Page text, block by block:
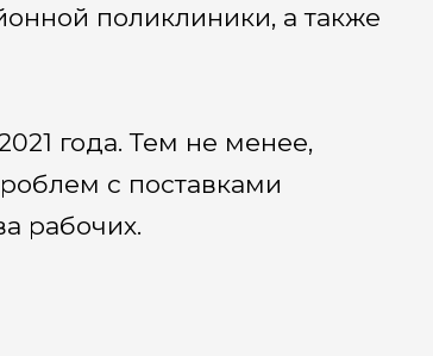
поликлиники, а также
года. Тем не менее,
с поставками
рабочих.